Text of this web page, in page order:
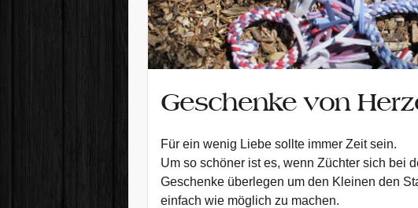
Geschenke von
Für ein wenig Liebe sollte immer Zeit sein.
Um so schöner ist es, wenn Züchter sich bei
Geschenke überlegen um den Kleinen den
einfach wie möglich zu machen.